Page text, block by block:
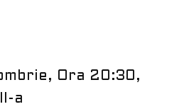
Ora 20:30,
a